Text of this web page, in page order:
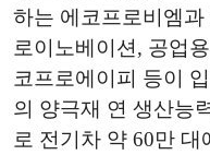
하는 에코프로비엠
로이노베이션, 공업
코프로에이피 등이
의 양극재 연 생산능
로 전기차 약 60만